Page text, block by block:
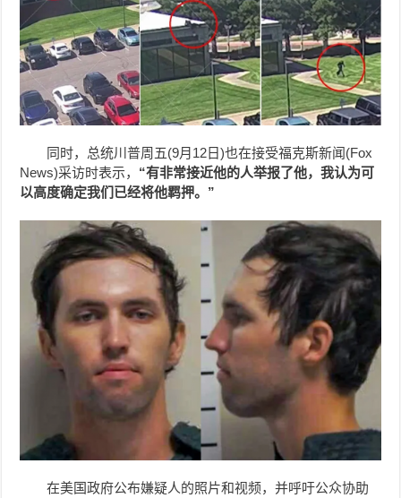
同时，总统川普周五(9月12日)也在接受福克斯新闻(Fox
News)采访时表示， “有非常接近他的人举报了他，我认为可
以高度确定我们已经将他羁押。”
在美国政府公布嫌疑人的照片和视频，并呼吁公众协助